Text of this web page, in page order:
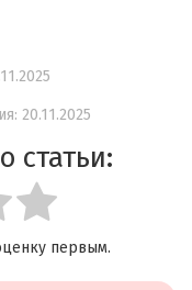
20.11.2025
статьи:
первым.